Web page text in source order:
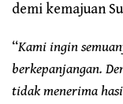
demi kemajuan
“Kami ingin
berkepanjangan.
tidak menerima